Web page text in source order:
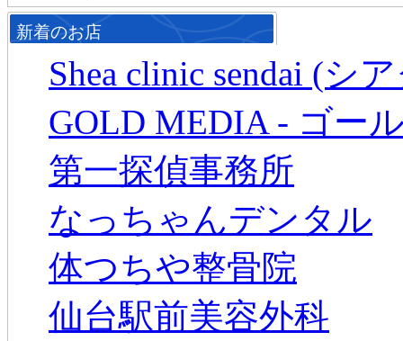
新着のお店
Shea clinic sendai (シ
GOLD MEDIA - ゴー
第一探偵事務所
なっちゃんデンタル
体つちや整骨院
仙台駅前美容外科